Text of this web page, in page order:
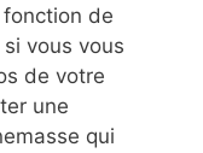
de
vous vous
de votre
une
qui